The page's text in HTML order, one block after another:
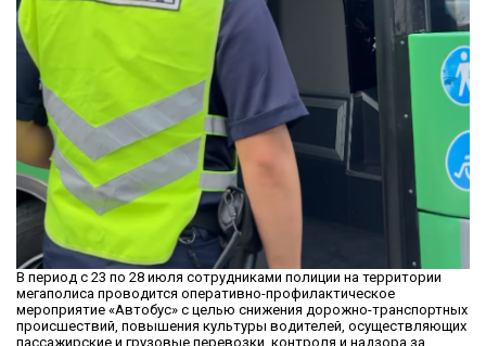
В период с 23 по 28 июля сотрудниками полиции на территории
мегаполиса проводится оперативно-профилактическое
мероприятие «Автобус» с целью снижения дорожно-транспортных
происшествий, повышения культуры водителей, осуществляющих
пассажирские и грузовые перевозки, контроля и надзора за